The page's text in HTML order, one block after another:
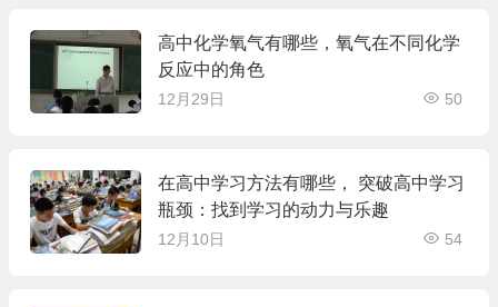
高中化学氧气有哪些，氧气在不同化学
反应中的角色
12月29日 50
在高中学习方法有哪些， 突破高中学习
瓶颈：找到学习的动力与乐趣
12月10日 54